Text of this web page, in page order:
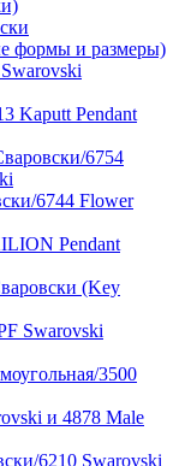
формы и размеры)
Kaputt Pendant
6754
6744 Flower
Pendant
(Key
Swarovski
3500
и 4878 Male
6210 Swarovski